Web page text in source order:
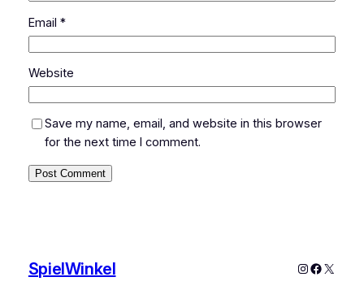
Email *
Website
Save my name, email, and website in this browser
for the next time I comment.
SpielWinkel Instagram
X